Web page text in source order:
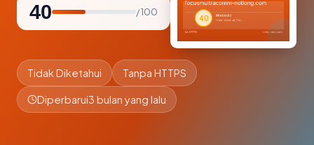
40 / 100
Tidak Diketahui Tanpa HTTPS
Diperbarui3 bulan yang lalu